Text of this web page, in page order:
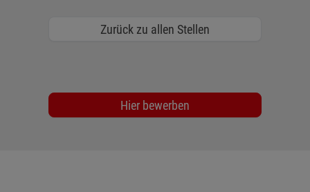
Zurück zu allen Stellen
Hier bewerben